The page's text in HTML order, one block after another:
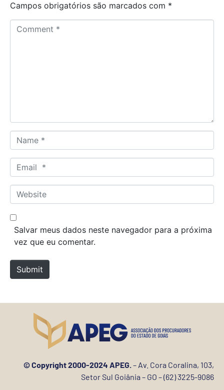
Campos obrigatórios são marcados com *
a
m
*
m
a
*
W
e
b
e
Salvar meus dados neste navegador para a próxima
vez que eu comentar.
Submit
© Copyright 2000-2024 APEG.– Av. Cora Coralina, 103,
Setor Sul Goiânia – GO – (62) 3225-9086